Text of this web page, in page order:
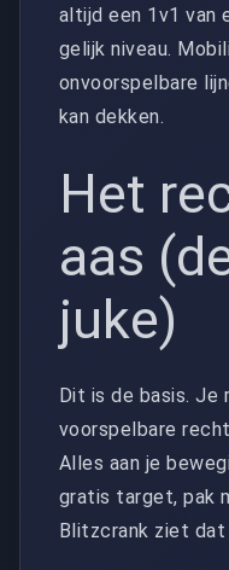
altijd een 1v1 van
gelijk niveau.
onvoorspelbare
kan dekken.
Het
aas
juke)
Dit is de basis. Je
voorspelbare
Alles aan je
gratis target, pak
Blitzcrank ziet dat